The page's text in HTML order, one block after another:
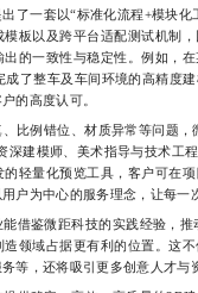
一套以“标准化流程+模块化
板以及跨平台适配测试机制
的一致性与稳定性。例如，
了整车及车间环境的高精度
的高度认可。
例错位、材质异常等问题，
深建模师、美术指导与技术工
轻量化预览工具，客户可在
户为中心的服务理念，让每一
鉴微距科技的实践经验，推
领域占据更有利的位置。这
等，还将吸引更多创意人才与